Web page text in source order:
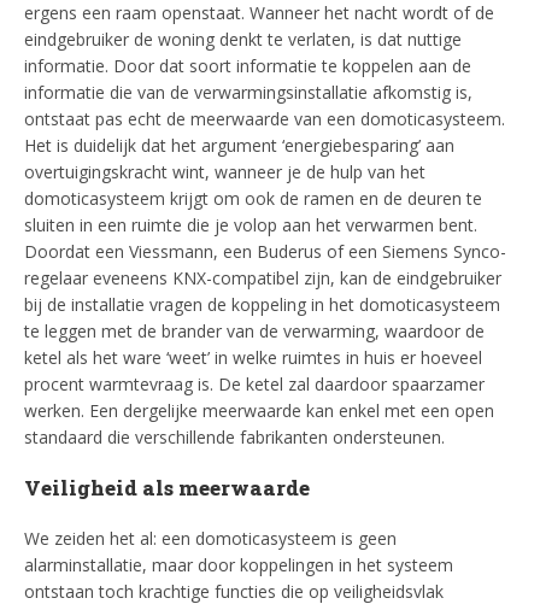
ergens een raam openstaat. Wanneer het nacht wordt of de
eindgebruiker de woning denkt te verlaten, is dat nuttige
informatie. Door dat soort informatie te koppelen aan de
informatie die van de verwarmingsinstallatie afkomstig is,
ontstaat pas echt de meerwaarde van een domoticasysteem.
Het is duidelijk dat het argument ‘energiebesparing’ aan
overtuigingskracht wint, wanneer je de hulp van het
domoticasysteem krijgt om ook de ramen en de deuren te
sluiten in een ruimte die je volop aan het verwarmen bent.
Doordat een Viessmann, een Buderus of een Siemens Synco-
regelaar eveneens KNX-compatibel zijn, kan de eindgebruiker
bij de installatie vragen de koppeling in het domoticasysteem
te leggen met de brander van de verwarming, waardoor de
ketel als het ware ‘weet’ in welke ruimtes in huis er hoeveel
procent warmtevraag is. De ketel zal daardoor spaarzamer
werken. Een dergelijke meerwaarde kan enkel met een open
standaard die verschillende fabrikanten ondersteunen.
Veiligheid als meerwaarde
We zeiden het al: een domoticasysteem is geen
alarminstallatie, maar door koppelingen in het systeem
ontstaan toch krachtige functies die op veiligheidsvlak